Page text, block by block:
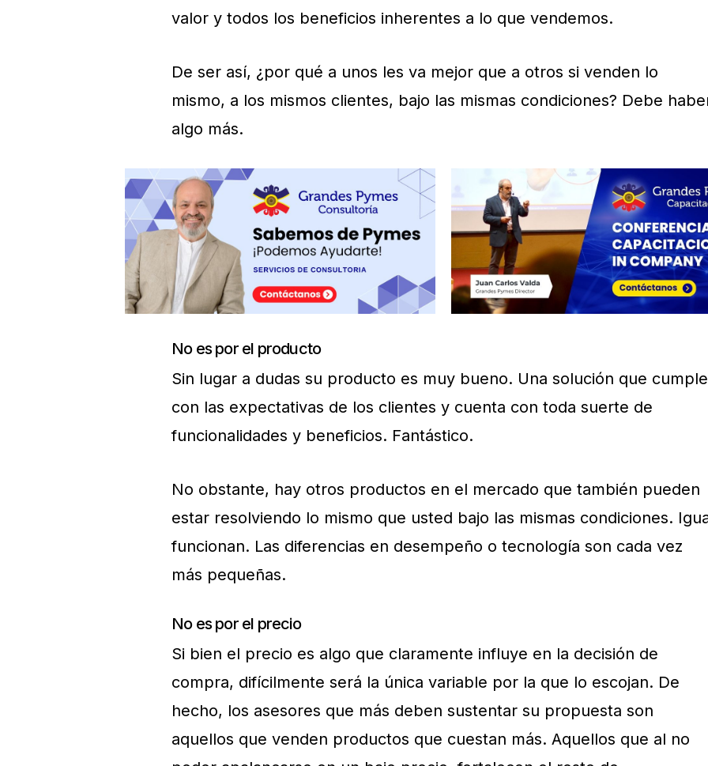
valor y todos los beneficios inherentes a lo que vendemos.
De ser así, ¿por qué a unos les va mejor que a otros si venden lo
mismo, a los mismos clientes, bajo las mismas condiciones? Debe
algo más.
No es por el producto
Sin lugar a dudas su producto es muy bueno. Una solución que cumple
con las expectativas de los clientes y cuenta con toda suerte de
funcionalidades y beneficios. Fantástico.
No obstante, hay otros productos en el mercado que también pueden
estar resolviendo lo mismo que usted bajo las mismas condiciones.
funcionan. Las diferencias en desempeño o tecnología son cada vez
más pequeñas.
No es por el precio
Si bien el precio es algo que claramente influye en la decisión de
compra, difícilmente será la única variable por la que lo escojan. De
hecho, los asesores que más deben sustentar su propuesta son
aquellos que venden productos que cuestan más. Aquellos que al no